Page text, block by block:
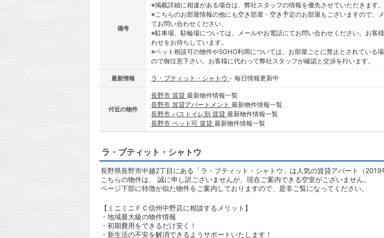
備考
※掲載詳細に相違がある場合は、弊社スタッフの情報を優先させていただきます。
※こちらのお部屋情報の他にも空き部屋・空き予定のお部屋もございますので、
てお問い合わせください。
※駐車場、駐輪場については、メールやお電話にてお問い合わせください。お客
わせをお待ちしています。
※ペット相談可の物件やSOHO利用については、お部屋ごとに禁止とされている
ので御注意下さい。お客様に代わって弊社スタッフが確認と交渉を行います。
最新情報 ラ・プティット・シャトウ - 毎日情報更新中
付近の物件
長野市 賃貸 最新物件情報一覧
長野市 賃貸アパートメント 最新物件情報一覧
長野市 バストイレ別 賃貸 最新物件情報一覧
長野市 ペット可 賃貸 最新物件情報一覧
ラ・プティット・シャトウ
長野県長野市中越2丁目にある「ラ・プティット・シャトウ」は人気の賃貸アパート（2019
こちらの物件は、 誠に申し訳ございませんが、現在ご案内できる空室がございません。
ページ下部に特徴が似た物件をご案内しておりますので、是非ご覧になってください。
【ミニミニＦＣ信州中野店に相談するメリット】
・地域最大級の物件情報
・初期費用をできるだけ安く！
・新生活の不安を解消できるようサポートいたします！